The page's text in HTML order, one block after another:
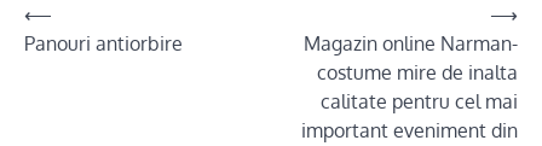
Post
navigation
⟵
Panouri antiorbire
Magazin online Narman-
costume mire de inalta
calitate pentru cel mai
important eveniment din
⟶